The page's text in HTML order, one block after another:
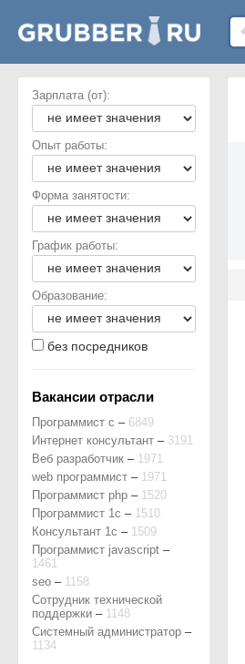
Зарплата (от):
Опыт работы:
Форма занятости:
График работы:
Образование:
без посредников
Вакансии отрасли
Программист c – 6849
Интернет консультант – 3191
Веб разработчик – 1971
web программист – 1971
Программист php – 1520
Программист 1с – 1510
Консультант 1с – 1509
Программист javascript –
1461
seo – 1158
Сотрудник технической
поддержки – 1148
Системный администратор –
1134